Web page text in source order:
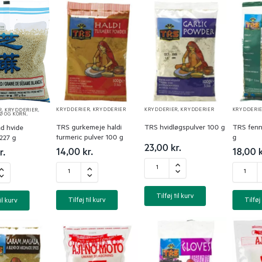
, KRYDDERIER,
OG KORN,
hvide
g
kurv
KRYDDERIER, KRYDDERIER
TRS gurkemeje haldi
turmeric pulver 100 g
14,00 kr.
Tilføj til kurv
KRYDDERIER, KRYDDERIER
TRS hvidløgspulver 100 g
23,00 kr.
Tilføj til kurv
TRS
g
18,00
Tilføj